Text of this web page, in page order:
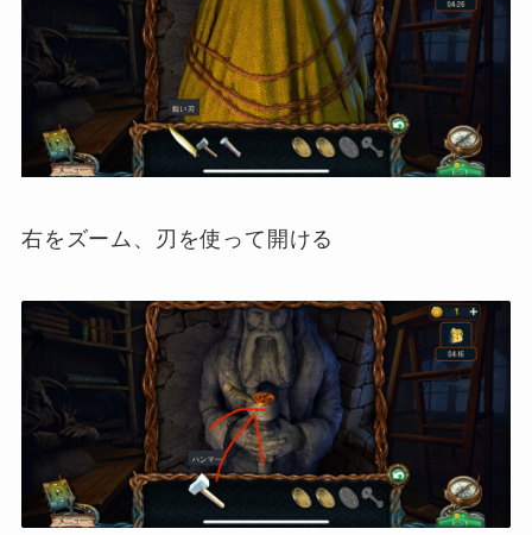
右をズーム、刃を使って開ける